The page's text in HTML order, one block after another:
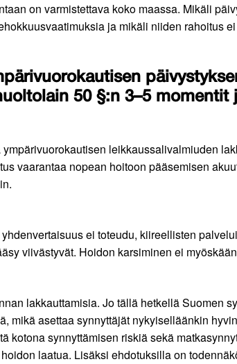
on varmistettava koko maassa. Mikäli
ja mikäli niiden rahoitus
50 §:n 3–5
leikkaussalivalmiuden
vaarantaa nopean hoitoon pääsemisen
ei toteudu, kiireellisten
viivästyvät. Hoidon karsiminen ei
lakkauttamisia. Jo tällä hetkellä Suomen
mikä asettaa synnyttäjät nykyiselläänkin
kotona synnyttämisen riskiä sekä
laatua. Lisäksi ehdotuksilla on